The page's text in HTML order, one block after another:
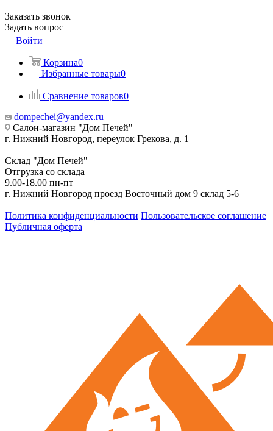
Заказать звонок
Задать вопрос
Войти
Корзина0
Избранные товары0
Сравнение товаров0
dompechei@yandex.ru
Салон-магазин "Дом Печей"
г. Нижний Новгород, переулок Грекова, д. 1
Склад "Дом Печей"
Отгрузка со склада
9.00-18.00 пн-пт
г. Нижний Новгород проезд Восточный дом 9 склад 5-6
Политика конфиденциальности Пользовательское соглашение
Публичная оферта